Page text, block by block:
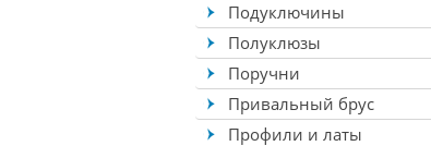
Подуключины
Полуклюзы
Поручни
Привальный брус
Профили и латы